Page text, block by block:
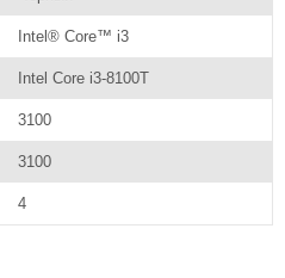
Intel® Core™ i3
Intel Core i3-8100T
3100
3100
4